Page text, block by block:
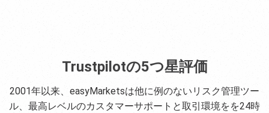
Trustpilotの5つ星評価
2001年以来、easyMarketsは他に例のないリスク管理ツー
ル、最高レベルのカスタマーサポートと取引環境をを24時